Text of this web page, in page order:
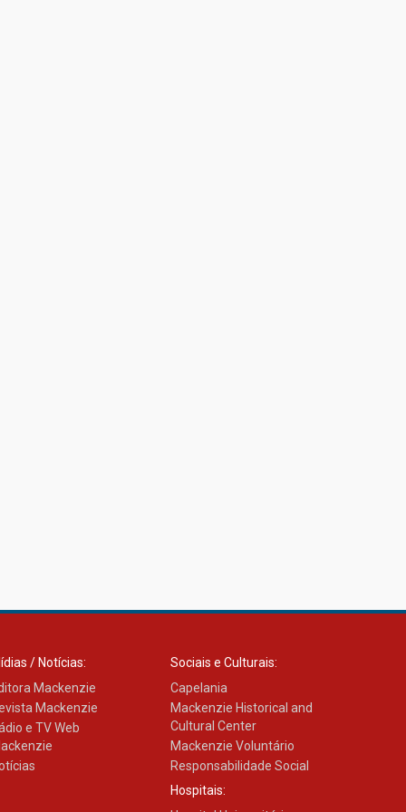
/ Notícias:
Mackenzie
Mackenzie
e TV Web
Sociais e Culturais:
Capelania
Mackenzie Historical and
Cultural Center
Mackenzie Voluntário
Responsabilidade Social
Hospitais: